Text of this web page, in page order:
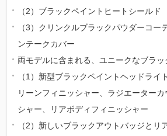
（2）ブラックペイントヒートシールド
（3）クリンクルブラックパウダーコー
ンテークカバー
両モデルに含まれる、ユニークなブラ
（1）新型ブラックペイントヘッドライ
リーンフィニッシャー、ラジエーター
シャー、リアボディフィニッシャー
（2）新しいブラックアウトバッジとリ